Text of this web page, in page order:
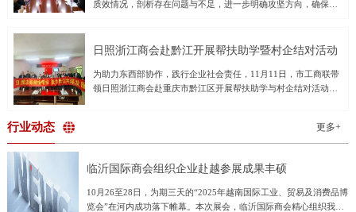
投资中心，重视对中小科技企业的培育；打造内陆制度型的开放
商会
起执法办案的职责使命，全力以赴提升办案质效，打好收官战，
当前我市法院受理案件增长快、存量案件较多、个别质效指标差
于不满意值的工作形势，从横向和纵向对比中找准差距，对照年
度工作要点和任务分工方案，系统梳理工作进度，把握时间窗
理。要不折不扣贯彻立案登记制，在确保案件质量的前提下，提
质效情况，剖析存在问题与不足，进一步明确攻坚方向，确保圆
况，重点分析当前存在的短板弱项，提出针对性工作建议。会议
任，凝聚团队合力清旧存、提质效；二是提高审判效率，进一步
做好繁简分流，严把审限变更关口，加强鉴定等案件督促推进，
段，推动矛盾纠纷高效化解；四是统筹推进各项工作，牢固树
立“一盘棋”思想，加强各部门衔接配合，对照年度重点工作查漏
补缺，确保各项部署落地见效，打好全年工作收官之战。
日照浙江商会赴黔江开展帮扶助学暨村企结对活动
为助力东西部协作，践行企业社会责任，11月11日，市工商联带
领日照浙江商会赴重庆市黔江区开展帮扶助学与村企结对活动。
走访和参观考察的形式，深化了东西部协作与企地交流。日照浙
江商会执行会长施铝锡，黔江区工商联党组书记陈武，党组成
望活动当日，双方首先在正阳街道桐坪社区居委会举行了简洁而
温馨的村企结对仪式。日照浙江商会5家会员企业分别与正阳街道
桐坪社区、白石镇鞍山村、天河村、凤山村、中河村正式建立结
行业动态 更多+
临沂国际商会组织企业赴越参展成果丰硕
10月26至28日，为期三天的“2025年越南国际工业、贸易及消费品博
览会”在河内成功落下帷幕。本次展会，临沂国际商会精心组织我市